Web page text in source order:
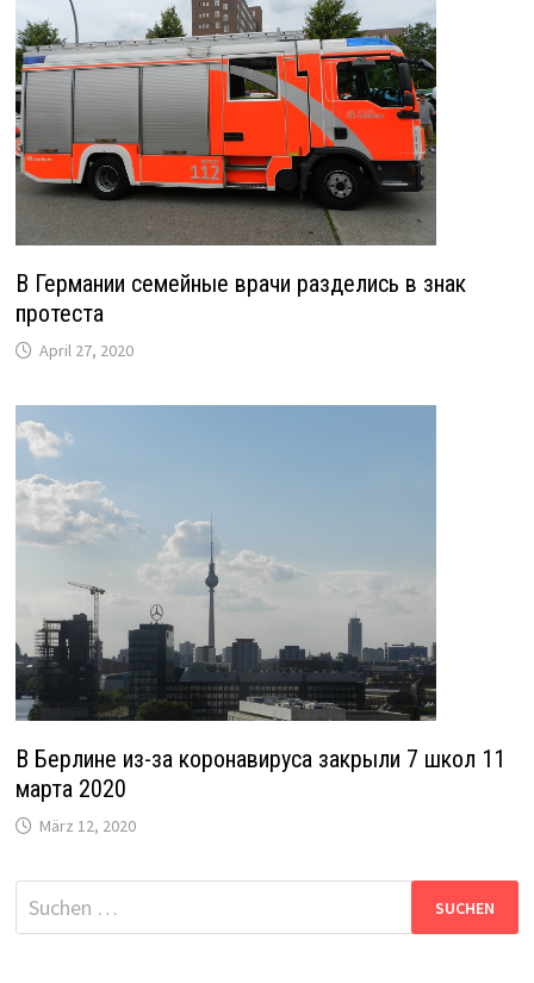
В Германии семейные врачи разделись в знак
протеста
April 27, 2020
В Берлине из-за коронавируса закрыли 7 школ 11
марта 2020
März 12, 2020
Suche
nach: